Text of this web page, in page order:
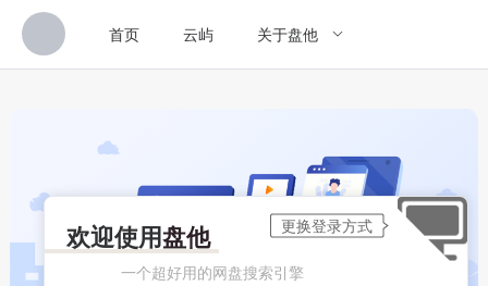
首页 云屿 关于盘他
欢迎使用盘他
一个超好用的网盘搜索引擎